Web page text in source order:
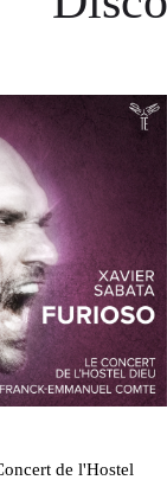
de l'Hostel